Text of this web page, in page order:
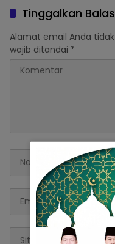
Nasabah
Tinggalkan
Alamat email Anda
wajib ditandai *